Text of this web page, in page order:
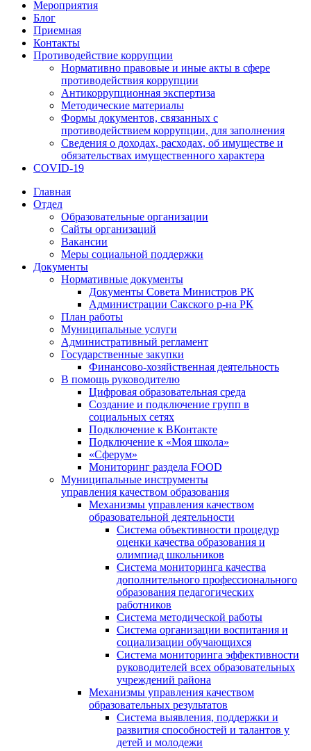
Мероприятия
Блог
Приемная
Контакты
Противодействие коррупции
Нормативно правовые и иные акты в сфере
противодействия коррупции
Антикоррупционная экспертиза
Методические материалы
Формы документов, связанных с
противодействием коррупции, для заполнения
Сведения о доходах, расходах, об имуществе и
обязательствах имущественного характера
COVID-19
Главная
Отдел
Образовательные организации
Сайты организаций
Вакансии
Меры социальной поддержки
Документы
Нормативные документы
Документы Совета Министров РК
Администрации Сакского р-на РК
План работы
Муниципальные услуги
Административный регламент
Государственные закупки
Финансово-хозяйственная деятельность
В помощь руководителю
Цифровая образовательная среда
Создание и подключение групп в
социальных сетях
Подключение к ВКонтакте
Подключение к «Моя школа»
«Сферум»
Мониторинг раздела FOOD
Муниципальные инструменты
управления качеством образования
Механизмы управления качеством
образовательной деятельности
Система объективности процедур
оценки качества образования и
олимпиад школьников
Система мониторинга качества
дополнительного профессионального
образования педагогических
работников
Система методической работы
Система организации воспитания и
социализации обучающихся
Система мониторинга эффективности
руководителей всех образовательных
учреждений района
Механизмы управления качеством
образовательных результатов
Система выявления, поддержки и
развития способностей и талантов у
детей и молодежи